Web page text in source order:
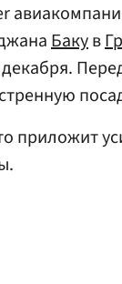
Бакув
декабря.
приложит